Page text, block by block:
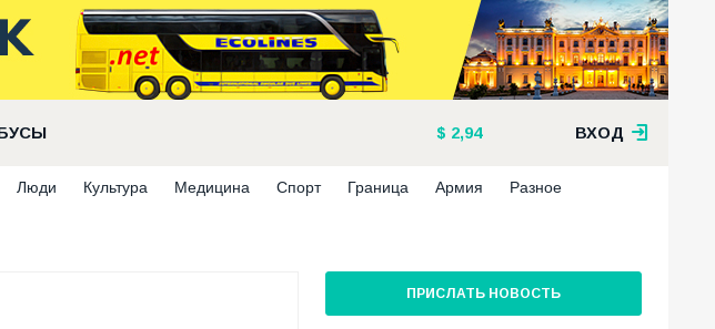
2,94 ВХОД
Люди Культура Медицина Спорт Граница Армия Разное
ПРИСЛАТЬ НОВОСТЬ